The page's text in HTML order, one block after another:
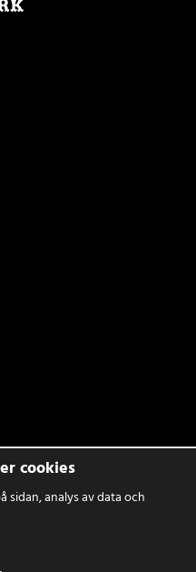
cookies
analys av data och